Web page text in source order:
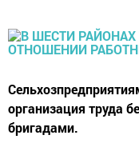
организация труда
бригадами.